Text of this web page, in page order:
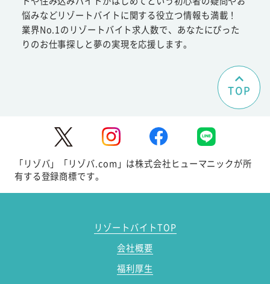
悩みなどリゾートバイトに関する役立つ情報も満載！
業界No.1のリゾートバイト求人数で、あなたにぴった
りのお仕事探しと夢の実現を応援します。
TOP
「リゾバ」「リゾバ.com」は株式会社ヒューマニックが所
有する登録商標です。
リゾートバイトTOP
会社概要
福利厚生